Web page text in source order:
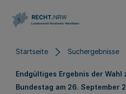
Startseite Suchergebnisse
Endgültiges Ergebnis der Wahl
Bundestag am 26. September